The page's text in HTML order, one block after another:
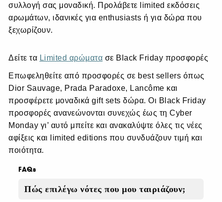
συλλογή σας μοναδική. Προλάβετε limited εκδόσεις
αρωμάτων, ιδανικές για enthusiasts ή για δώρα που
ξεχωρίζουν.
Δείτε τα Limited αρώματα σε Black Friday προσφορές
Επωφεληθείτε από προσφορές σε best sellers όπως
Dior Sauvage, Prada Paradoxe, Lancôme και
προσφέρετε μοναδικά gift sets δώρα. Οι Black Friday
προσφορές ανανεώνονται συνεχώς έως τη Cyber
Monday γι’ αυτό μπείτε και ανακαλύψτε όλες τις νέες
αφίξεις και limited editions που συνδυάζουν τιμή και
ποιότητα.
FAQs
Πώς επιλέγω νότες που μου ταιριάζουν;